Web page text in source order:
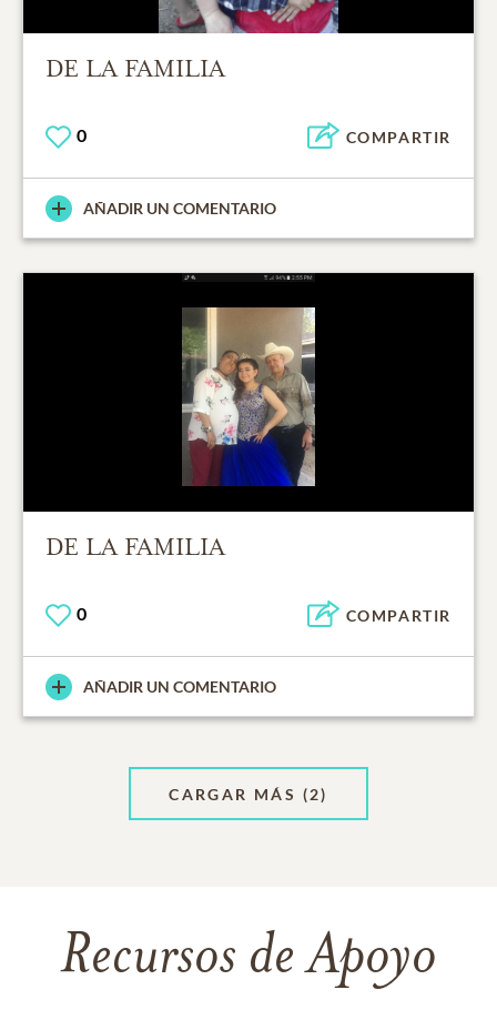
DE LA FAMILIA
0 COMPARTIR
AÑADIR UN COMENTARIO
DE LA FAMILIA
0 COMPARTIR
AÑADIR UN COMENTARIO
CARGAR MÁS (2)
Recursos de Apoyo